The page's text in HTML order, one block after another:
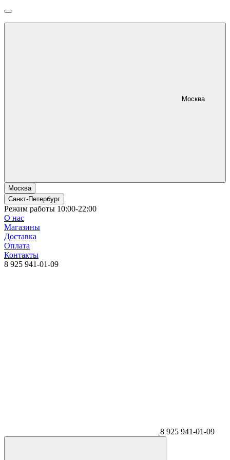
Москва
Москва
Санкт-Петербург
Режим работы 10:00-22:00
О нас
Магазины
Доставка
Оплата
Контакты
8 925 941-01-09
8 925 941-01-09